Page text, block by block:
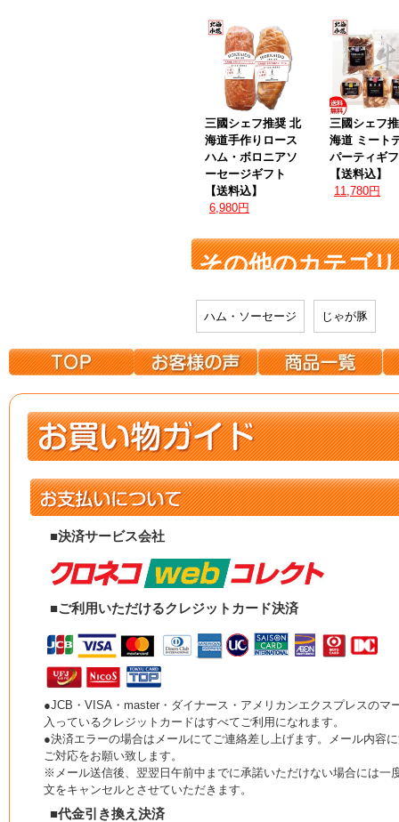
三國シェフ推奨 北
海道手作りロース
ハム・ボロニアソ
ーセージギフト
【送料込】
6,980円
三國シェフ
海道 ミート
パーティギ
【送料込】
11,780円
その他のカテゴリ
ハム・ソーセージ じゃが豚
■決済サービス会社
■ご利用いただけるクレジットカード決済
●JCB・VISA・master・ダイナース・アメリカンエクスプレスのマ
入っているクレジットカードはすべてご利用になれます。
●決済エラーの場合はメールにてご連絡差し上げます。メール内容
ご対応をお願い致します。
※メール送信後、翌翌日午前中までに承諾いただけない場合には一
文をキャンセルとさせていただきます。
■代金引き換え決済